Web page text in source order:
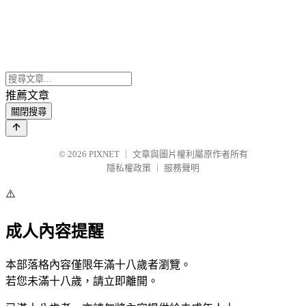
推薦文章
關閉搜尋
© 2026 PIXNET
文章與圖片權利屬原作者所有
隱私權政策
服務聲明
⚠️
成人內容提醒
本部落格內容僅限年滿十八歲者瀏覽。
若您未滿十八歲，請立即離開。